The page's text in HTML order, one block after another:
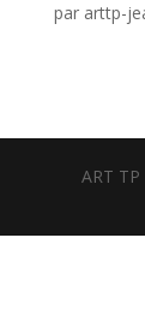
par arttp-
ART